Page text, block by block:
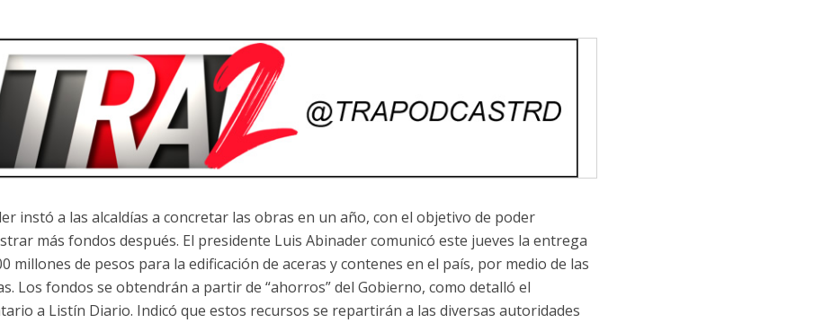
instó a las alcaldías a concretar las obras en un año, con el objetivo de poder
más fondos después. El presidente Luis Abinader comunicó este jueves la entrega
millones de pesos para la edificación de aceras y contenes en el país, por medio de las
Los fondos se obtendrán a partir de “ahorros” del Gobierno, como detalló el
a Listín Diario. Indicó que estos recursos se repartirán a las diversas autoridades